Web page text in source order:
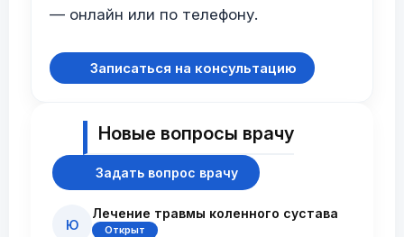
— онлайн или по телефону.
Записаться на консультацию
Новые вопросы врачу
Задать вопрос врачу
Ю
Лечение травмы коленного сустава
Открыт